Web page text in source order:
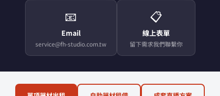
📧
Email
service@fh-studio.com.tw
📋
線上表單
留下需求我們聯繫你